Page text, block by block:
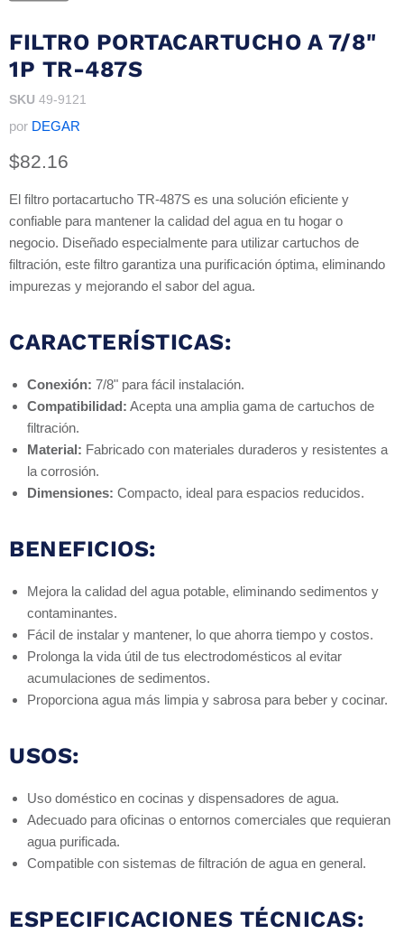
FILTRO PORTACARTUCHO A 7/8"
1P TR-487S
SKU 49-9121
por DEGAR
Precio actual
$82.16
El filtro portacartucho TR-487S es una solución eficiente y
confiable para mantener la calidad del agua en tu hogar o
negocio. Diseñado especialmente para utilizar cartuchos de
filtración, este filtro garantiza una purificación óptima, eliminando
impurezas y mejorando el sabor del agua.
CARACTERÍSTICAS:
Conexión: 7/8" para fácil instalación.
Compatibilidad: Acepta una amplia gama de cartuchos de
filtración.
Material: Fabricado con materiales duraderos y resistentes a
la corrosión.
Dimensiones: Compacto, ideal para espacios reducidos.
BENEFICIOS:
Mejora la calidad del agua potable, eliminando sedimentos y
contaminantes.
Fácil de instalar y mantener, lo que ahorra tiempo y costos.
Prolonga la vida útil de tus electrodomésticos al evitar
acumulaciones de sedimentos.
Proporciona agua más limpia y sabrosa para beber y cocinar.
USOS:
Uso doméstico en cocinas y dispensadores de agua.
Adecuado para oficinas o entornos comerciales que requieran
agua purificada.
Compatible con sistemas de filtración de agua en general.
ESPECIFICACIONES TÉCNICAS: